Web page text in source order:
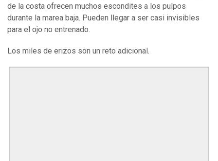
de la costa ofrecen muchos escondites a los pulpos
durante la marea baja. Pueden llegar a ser casi invisibles
para el ojo no entrenado.
Los miles de erizos son un reto adicional.